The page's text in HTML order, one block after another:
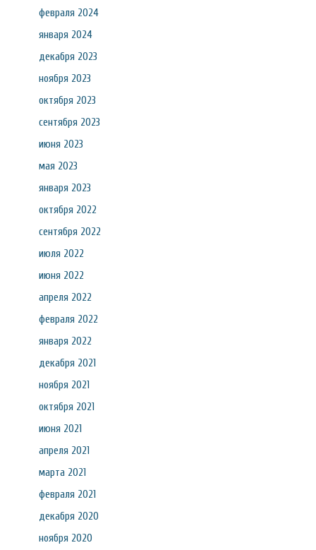
февраля 2024
января 2024
декабря 2023
ноября 2023
октября 2023
сентября 2023
июня 2023
мая 2023
января 2023
октября 2022
сентября 2022
июля 2022
июня 2022
апреля 2022
февраля 2022
января 2022
декабря 2021
ноября 2021
октября 2021
июня 2021
апреля 2021
марта 2021
февраля 2021
декабря 2020
ноября 2020